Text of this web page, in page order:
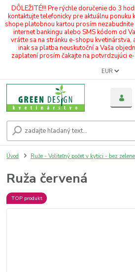
DÔLEŽITÉ!!! Pre rýchle doručenie do 3
kontaktujte telefonicky pre aktuálnu ponuku
shope platobnou kartou prosím
internet bankingu alebo SMS kódom od
vráťte sa na stránku e-shopu kvetinárstva,
inak sa platba neuskutoční a Vaša
zaplatení prosím čakajte na potvrdzujúci
EUR
Úvod Ruže - Voliteľný počet v kytici - bez zelene
Ruža červená
TOP produkt